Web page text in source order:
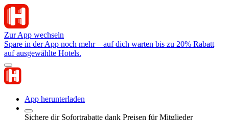
Zur App wechseln
Spare in der App noch mehr – auf dich warten bis zu 20% Rabatt
auf ausgewählte Hotels.
App herunterladen
Sichere dir Sofortrabatte dank Preisen für Mitglieder